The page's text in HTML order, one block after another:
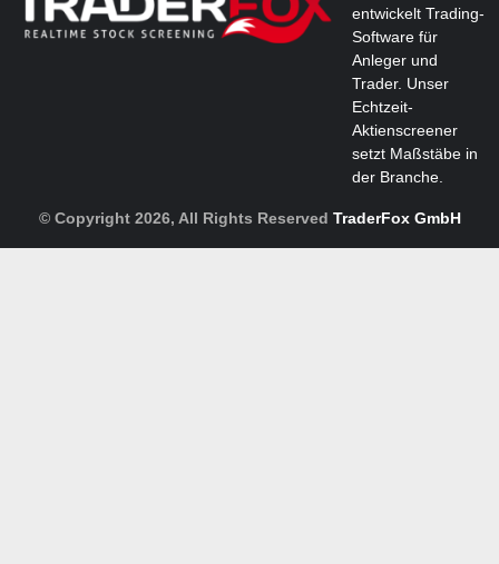
entwickelt Trading-
Software für
Anleger und
Trader. Unser
Echtzeit-
Aktienscreener
setzt Maßstäbe in
der Branche.
© Copyright 2026, All Rights Reserved TraderFox GmbH